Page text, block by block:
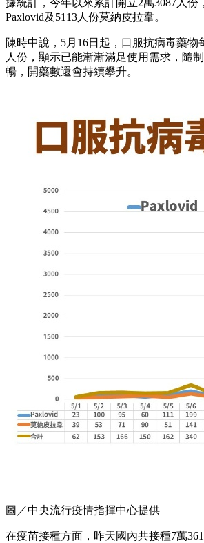
Paxlovid及5113人份莫納皮拉韋。
陳時中說，5月16日起，口服抗病毒藥物
人份，顯示已能漸漸滿足使用需求，隨
暢，開藥數還會持續攀升。
圖／中央流行疫情指揮中心提供
在疫苗接種方面，昨天國內共接種7萬